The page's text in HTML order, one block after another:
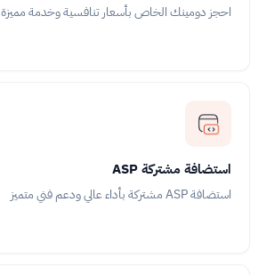
احجز دومينك الخاص بأسعار تنافسية وخدمة مميزة
استضافة مشتركة ASP
استضافة ASP مشتركة بأداء عالي ودعم فني متميز